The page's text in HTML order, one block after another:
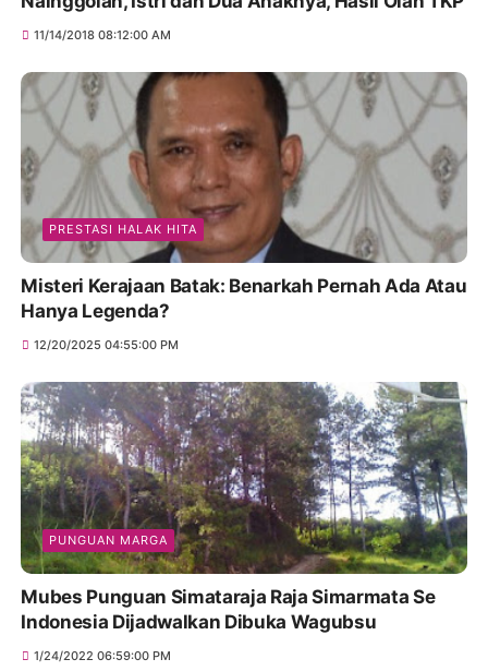
11/14/2018 08:12:00 AM
PRESTASI HALAK HITA
Misteri Kerajaan Batak: Benarkah Pernah Ada Atau
Hanya Legenda?
12/20/2025 04:55:00 PM
PUNGUAN MARGA
Mubes Punguan Simataraja Raja Simarmata Se
Indonesia Dijadwalkan Dibuka Wagubsu
1/24/2022 06:59:00 PM